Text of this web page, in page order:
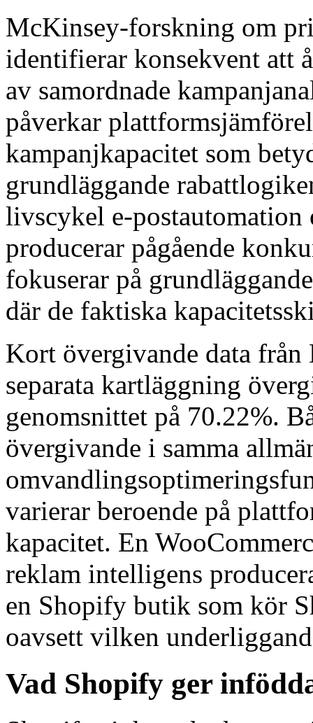
McKinsey-forskning om
identifierar konsekvent att
av samordnade
påverkar
kampanjkapacitet som
grundläggande
livscykel e-postautomation
producerar pågående
fokuserar på
där de faktiska
Kort övergivande data från
separata kartläggning
genomsnittet på 70.22%.
övergivande i samma
varierar beroende på
kapacitet. En
reklam intelligens
en Shopify butik som kör
oavsett vilken
Vad Shopify ger